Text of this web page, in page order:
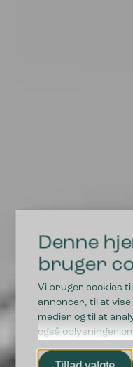
Denne
bruger
Vi bruger cookies
annoncer, til at
medier og til at
også oplysninger
hjemmeside med
medier,
DRIFTSSIKRE
Vi